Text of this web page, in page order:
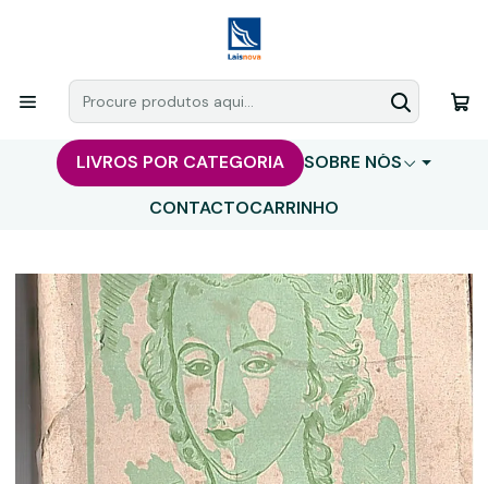
LIVROS POR CATEGORIA
SOBRE NÓS
CONTACTOCARRINHO